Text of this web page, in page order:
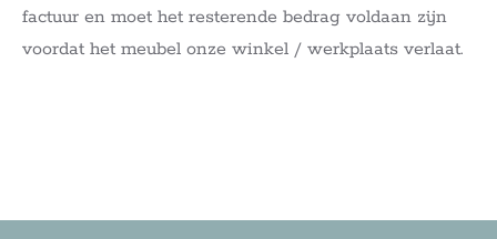
factuur en moet het resterende bedrag voldaan zijn
voordat het meubel onze winkel / werkplaats verlaat.